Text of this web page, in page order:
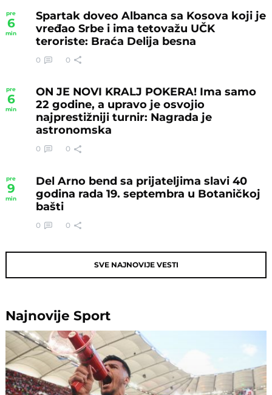
pre
6
min
Spartak doveo Albanca sa Kosova koji je
vređao Srbe i ima tetovažu UČK
teroriste: Braća Delija besna
0 0
pre
6
min
ON JE NOVI KRALJ POKERA! Ima samo
22 godine, a upravo je osvojio
najprestižniji turnir: Nagrada je
astronomska
0 0
pre
9
min
Del Arno bend sa prijateljima slavi 40
godina rada 19. septembra u Botaničkoj
bašti
0 0
SVE NAJNOVIJE VESTI
NajnovijeSport